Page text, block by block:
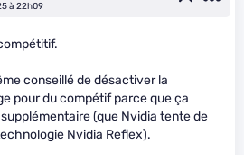
à 22h09
conseillé de désactiver la
pour du compétif parce que ça
(que Nvidia tente de
Nvidia Reflex).